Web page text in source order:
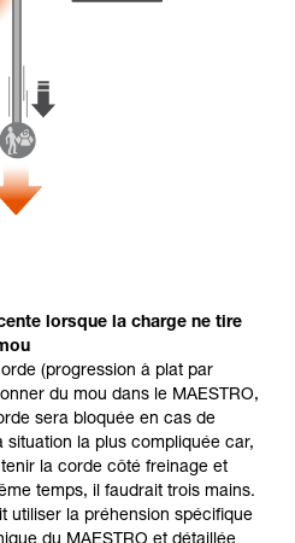
lorsque la charge ne tire
(progression à plat par
du mou dans le MAESTRO,
sera bloquée en cas de
situation la plus compliquée car,
la corde côté freinage et
temps, il faudrait trois mains.
utiliser la préhension spécifique